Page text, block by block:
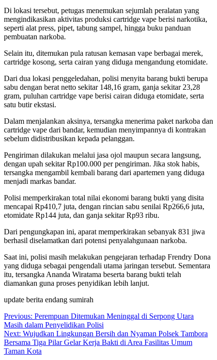
Di lokasi tersebut, petugas menemukan sejumlah peralatan yang
mengindikasikan aktivitas produksi cartridge vape berisi narkotika,
seperti alat press, pipet, tabung sampel, hingga buku panduan
pembuatan narkoba.
Selain itu, ditemukan pula ratusan kemasan vape berbagai merek,
cartridge kosong, serta cairan yang diduga mengandung etomidate.
Dari dua lokasi penggeledahan, polisi menyita barang bukti berupa
sabu dengan berat netto sekitar 148,16 gram, ganja sekitar 23,28
gram, puluhan cartridge vape berisi cairan diduga etomidate, serta
satu butir ekstasi.
Dalam menjalankan aksinya, tersangka menerima paket narkoba dan
cartridge vape dari bandar, kemudian menyimpannya di kontrakan
sebelum didistribusikan kepada pelanggan.
Pengiriman dilakukan melalui jasa ojol maupun secara langsung,
dengan upah sekitar Rp100.000 per pengiriman. Jika stok habis,
tersangka mengambil kembali barang dari apartemen yang diduga
menjadi markas bandar.
Polisi memperkirakan total nilai ekonomi barang bukti yang disita
mencapai Rp410,7 juta, dengan rincian sabu senilai Rp266,6 juta,
etomidate Rp144 juta, dan ganja sekitar Rp93 ribu.
Dari pengungkapan ini, aparat memperkirakan sebanyak 831 jiwa
berhasil diselamatkan dari potensi penyalahgunaan narkoba.
Saat ini, polisi masih melakukan pengejaran terhadap Frendry Dona
yang diduga sebagai pengendali utama jaringan tersebut. Sementara
itu, tersangka Ananda Wiratama beserta barang bukti telah
diamankan guna proses penyidikan lebih lanjut.
update berita endang sumirah
Post
navigation
Previous: Perempuan Ditemukan Meninggal di Serpong Utara
Masih dalam Penyelidikan Polisi
Next: Wujudkan Lingkungan Bersih dan Nyaman Polsek Tambora
Bersama Tiga Pilar Gelar Kerja Bakti di Area Fasilitas Umum
Taman Kota